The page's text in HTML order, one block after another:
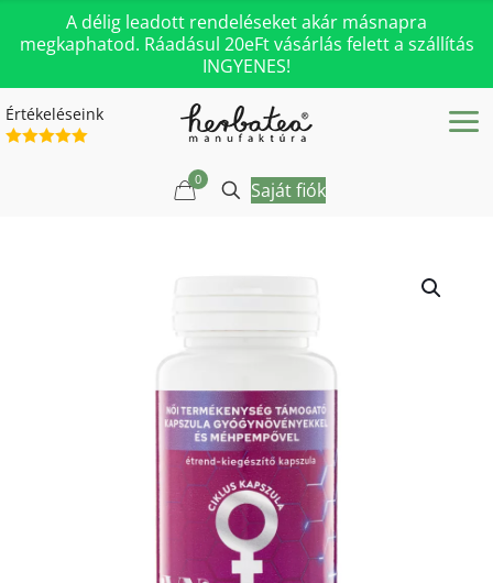
A délig leadott rendeléseket akár másnapra
megkaphatod. Ráadásul 20eFt vásárlás felett a szállítás
INGYENES!
Értékeléseink
0 Saját fiók